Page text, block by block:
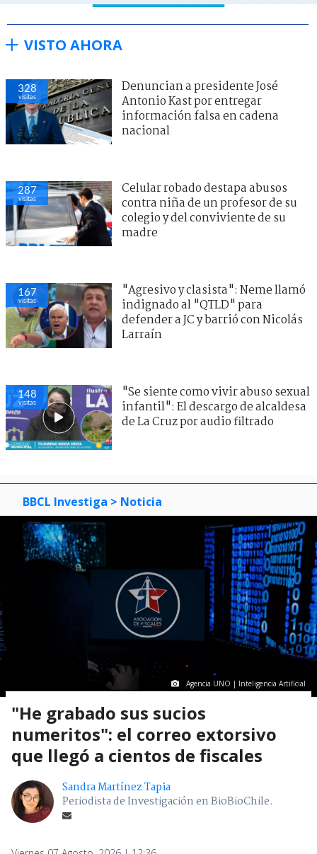
VISTO AHORA
328
visitas
Denuncian a presidente José
Antonio Kast por entregar
información falsa en cadena
nacional
287
visitas
Celular robado destapa abusos
contra niña de un profesor de su
colegio y del conviviente de su
madre
167
visitas
"Agresivo y clasista": Neme llamó
indignado al "QTLD" para
defender a JC y barrió con Nicolás
Larraín
148
visitas
"Se siente como vivir abuso sexual
infantil": El descargo de alcaldesa
de La Cruz por audio filtrado
BBCL Investiga > Noticia
Agencia UNO | Inteligencia Artificial
"He grabado sus sucios
numeritos": el correo extorsivo
que llegó a cientos de fiscales
Sandra Martínez Tapia
Periodista de Investigación en BioBioChile.